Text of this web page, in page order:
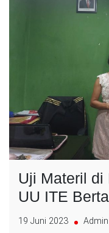
Uji Materil di
UU ITE
19 Juni 2023